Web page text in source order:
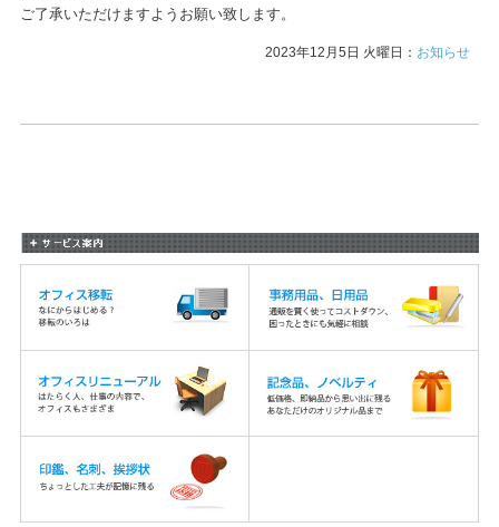
ご了承いただけますようお願い致します。
2023年12月5日 火曜日： お知らせ